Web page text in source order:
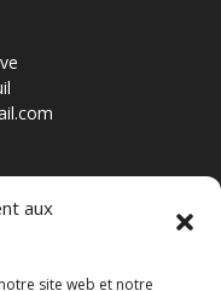
aux
site web et notre
2016